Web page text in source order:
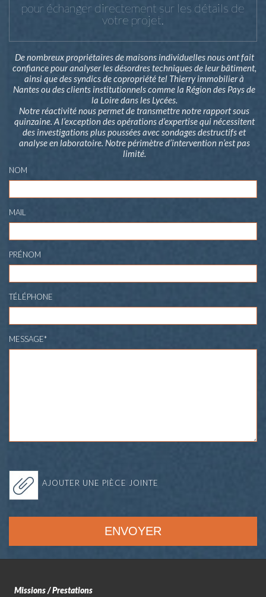
pour échanger directement sur les détails de
votre projet.
De nombreux propriétaires de maisons individuelles nous ont fait
confiance pour analyser les désordres techniques de leur bâtiment,
ainsi que des syndics de copropriété tel Thierry immobilier à
Nantes ou des clients institutionnels comme la Région des Pays de
la Loire dans les Lycées.
Notre réactivité nous permet de transmettre notre rapport sous
quinzaine. A l’exception des opérations d’expertise qui nécessitent
des investigations plus poussées avec sondages destructifs et
analyse en laboratoire. Notre périmètre d’intervention n’est pas
limité.
NOM
MAIL
PRÉNOM
TÉLÉPHONE
MESSAGE*
AJOUTER UNE PIÈCE JOINTE
Missions / Prestations